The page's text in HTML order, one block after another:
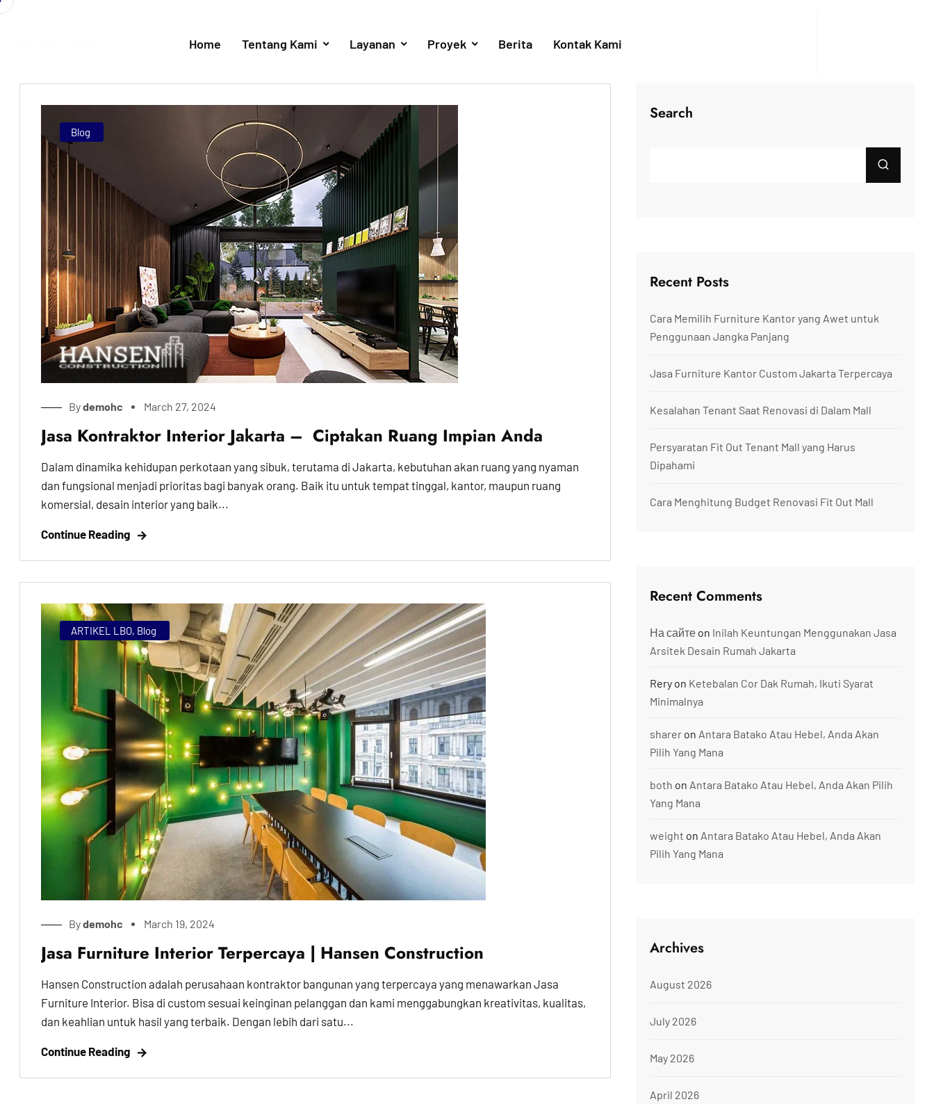
Home Tentang Kami Layanan Proyek Berita Kontak Kami
Blog
Bydemohc March 27, 2024
Jasa Kontraktor Interior Jakarta – Ciptakan Ruang Impian Anda
Dalam dinamika kehidupan perkotaan yang sibuk, terutama di Jakarta, kebutuhan akan ruang yang nyaman
dan fungsional menjadi prioritas bagi banyak orang. Baik itu untuk tempat tinggal, kantor, maupun ruang
komersial, desain interior yang baik...
Continue Reading
ARTIKEL LBO, Blog
Bydemohc March 19, 2024
Jasa Furniture Interior Terpercaya | Hansen Construction
Hansen Construction adalah perusahaan kontraktor bangunan yang terpercaya yang menawarkan Jasa
Furniture Interior. Bisa di custom sesuai keinginan pelanggan dan kami menggabungkan kreativitas, kualitas,
dan keahlian untuk hasil yang terbaik. Dengan lebih dari satu...
Continue Reading
Search
Recent Posts
Cara Memilih Furniture Kantor yang Awet untuk
Penggunaan Jangka Panjang
Jasa Furniture Kantor Custom Jakarta Terpercaya
Kesalahan Tenant Saat Renovasi di Dalam Mall
Persyaratan Fit Out Tenant Mall yang Harus
Dipahami
Cara Menghitung Budget Renovasi Fit Out Mall
Recent Comments
На сайтеon Inilah Keuntungan Menggunakan Jasa
Arsitek Desain Rumah Jakarta
Reryon Ketebalan Cor Dak Rumah, Ikuti Syarat
Minimalnya
shareron Antara Batako Atau Hebel, Anda Akan
Pilih Yang Mana
both on Antara Batako Atau Hebel, Anda Akan Pilih
Yang Mana
weight on Antara Batako Atau Hebel, Anda Akan
Pilih Yang Mana
Archives
August 2026
July 2026
May 2026
April 2026